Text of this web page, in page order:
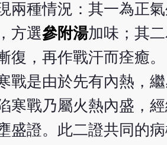
兩種情況：其一為正
方選參附湯加味；其
，再作戰汗而痊癒。
戰是由於先有內熱，
寒戰乃屬火熱內盛，
盛證。此二證共同的